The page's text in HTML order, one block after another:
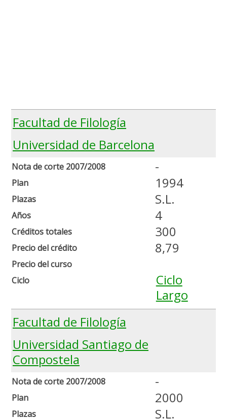
Facultad de Filología
Universidad de Barcelona
Nota de corte 2007/2008
Plan
Plazas
Años
Créditos totales
Precio del crédito
Precio del curso
Ciclo
-
1994
S.L.
4
300
8,79
Ciclo
Largo
Facultad de Filología
Universidad Santiago de
Compostela
Nota de corte 2007/2008
Plan
Plazas
-
2000
S.L.